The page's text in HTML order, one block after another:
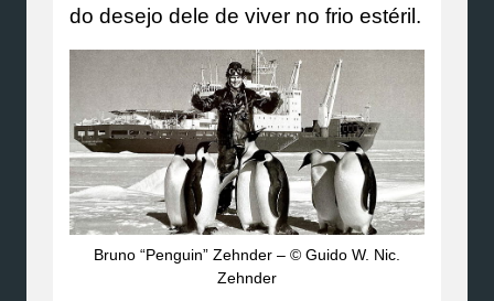
do desejo dele de viver no frio estéril.
Bruno “Penguin” Zehnder – © Guido W. Nic.
Zehnder